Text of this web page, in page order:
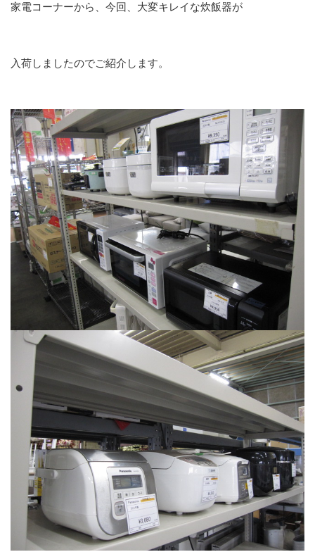
家電コーナーから、今回、大変キレイな炊飯器が
入荷しましたのでご紹介します。